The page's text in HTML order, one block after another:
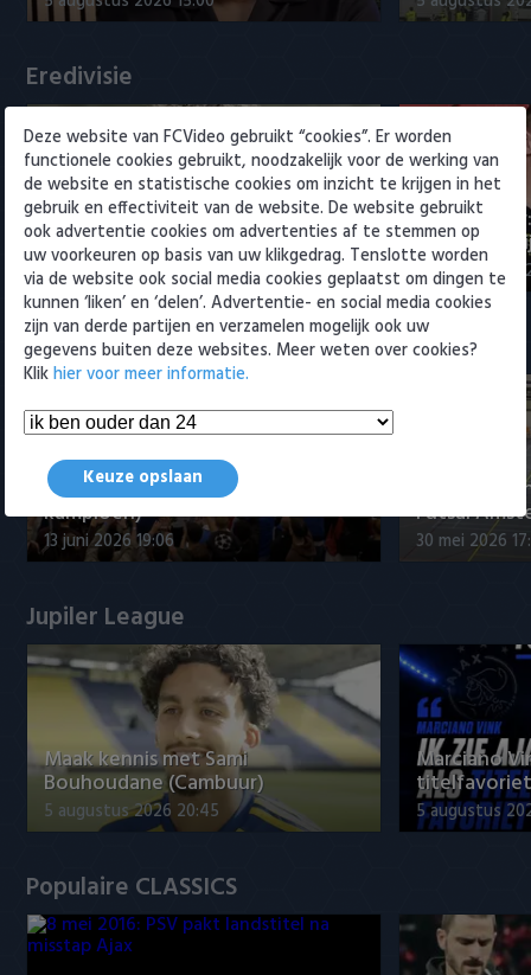
Eredivisie
Maak kennis met Sami
Bouhoudane (Cambuur)
5 augustus 2026 20:45
Joris
Ahead te
5 augustus
Samenvattingen Eredivisie
Tigers Roermond - Futsal
Amsterdam 3-0 (Roermond
kampioen)
13 juni 2026 19:06
Futsal
30 mei 2026
Jupiler League
Maak kennis met Sami
Bouhoudane (Cambuur)
5 augustus 2026 20:45
Marciano
5 augustus
Populaire CLASSICS
Deze website van FCVideo gebruikt “cookies”. Er worden
functionele cookies gebruikt, noodzakelijk voor de werking van
de website en statistische cookies om inzicht te krijgen in het
gebruik en effectiviteit van de website. De website gebruikt
ook advertentie cookies om advertenties af te stemmen op
uw voorkeuren op basis van uw klikgedrag. Tenslotte worden
via de website ook social media cookies geplaatst om dingen te
kunnen ‘liken’ en ‘delen’. Advertentie- en social media cookies
zijn van derde partijen en verzamelen mogelijk ook uw
gegevens buiten deze websites. Meer weten over cookies?
Klikhier voor meer informatie.
Keuze opslaan